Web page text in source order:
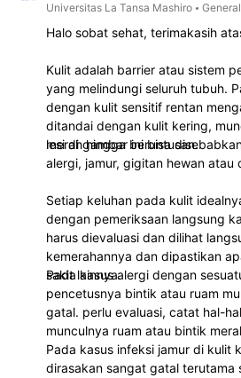
Universitas La Tansa Mashiro
Halo sobat sehat, terimakasih
Kulit adalah barrier atau sistem
yang melindungi seluruh tubuh.
dengan kulit sensitif rentan mengalami iritasi yang
ditandai dengan kulit kering,
merah hingga beruntusan.
lesi di gambar ini bisa
alergi, jamur, gigitan hewan atau
Setiap keluhan pada kulit
dengan pemeriksaan langsung
harus dievaluasi dan dilihat
kemerahannya dan dipastikan
sakit lainnya.
Pada kasus alergi dengan
pencetusnya bintik atau ruam
gatal. perlu evaluasi, catat hal-
munculnya ruam atau bintik
Pada kasus infeksi jamur di kulit
dirasakan sangat gatal terutama